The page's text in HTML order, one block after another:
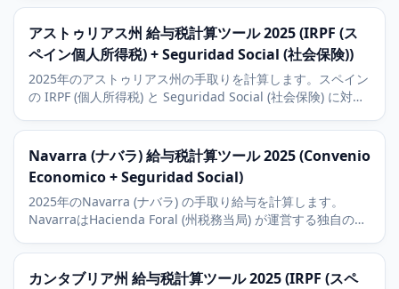
況も解説。
アストゥリアス州 給与税計算ツール 2025 (IRPF (ス
ペイン個人所得税) + Seguridad Social (社会保険))
2025年のアストゥリアス州の手取りを計算します。スペイン
の IRPF (個人所得税) と Seguridad Social (社会保険) に対
況も解説。
Navarra (ナバラ) 給与税計算ツール 2025 (Convenio
Economico + Seguridad Social)
2025年のNavarra (ナバラ) の手取り給与を計算します。
NavarraはHacienda Foral (州税務当局) が運営する独自の財
Volkswagen Navarra、経済の文脈。
カンタブリア州 給与税計算ツール 2025 (IRPF (スペ